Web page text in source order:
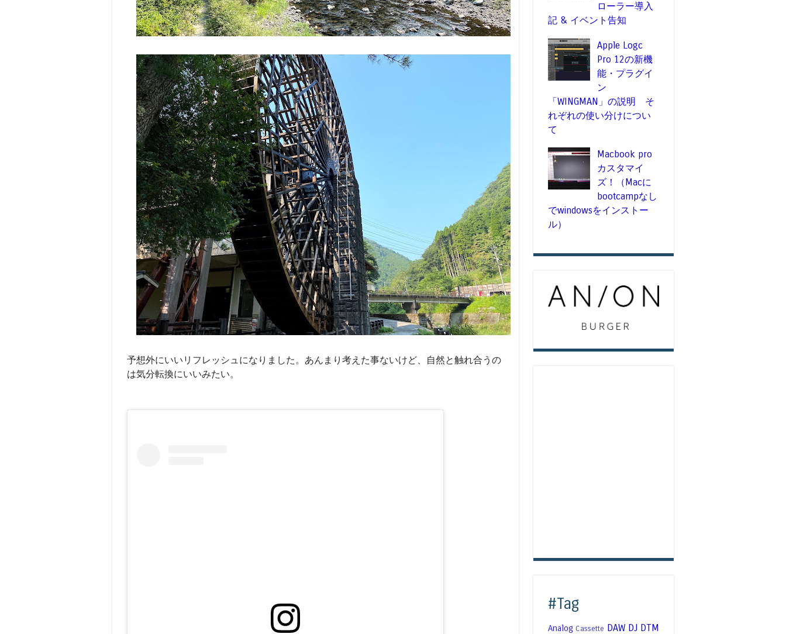
予想外にいいリフレッシュになりました。あんまり考えた事ないけど、自然と触れ合うの
は気分転換にいいみたい。
ローラー導入
記 & イベント告知
Apple Logc
Pro 12の新機
能・プラグイ
ン
「WINGMAN」の説明 そ
れぞれの使い分けについ
て
Macbook pro
カスタマイ
ズ！（Macに
bootcampなし
でwindowsをインストー
ル）
#Tag
Analog Cassette DAW DJ DTM